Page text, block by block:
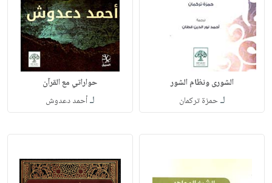
الشورى ونظام الشور
لـحمزة تركمان
حواراتي مع القرآن
لـأحمد دعدوش